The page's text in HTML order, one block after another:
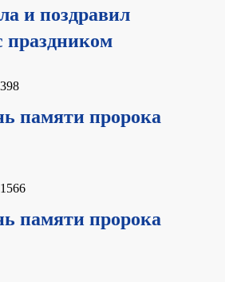
и поздравил
праздником
398
памяти пророка
1566
памяти пророка